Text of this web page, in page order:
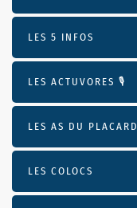
LES 5 INFOS
LES ACTUVORES 🎙
LES AS DU PLACARD
LES COLOCS